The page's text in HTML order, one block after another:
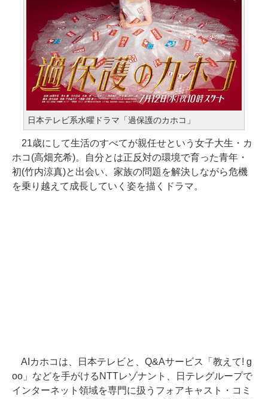
日本テレビ系水曜ドラマ「過保護のカホコ」
21歳にして生活のすべてが親任せという女子大生・カ
ホコ(高畑充希)。自分とは正反対の環境で育った青年・
初(竹内涼真)と出会い、家族の問題を解決しながら危機
を乗り越えて成長していく姿を描くドラマ。
AIカホコは、日本テレビと、Q&Aサービス「教えて! g
oo」などを手がけるNTTレゾナント、日テレグループで
インターネット領域を専門に扱うフォアキャスト・コミ